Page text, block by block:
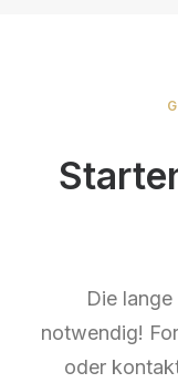
Die
notwendig!
oder